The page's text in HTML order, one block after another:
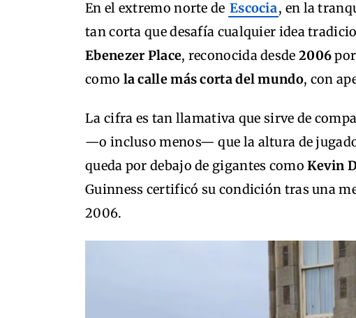
En el extremo norte de Escocia, en la
tan corta que desafía cualquier idea
Ebenezer Place, reconocida desde 2006
como la calle más corta del mundo, con
La cifra es tan llamativa que sirve de
—o incluso menos— que la altura de
queda por debajo de gigantes comoKevin
Guinness certificó su condición tras una
2006.